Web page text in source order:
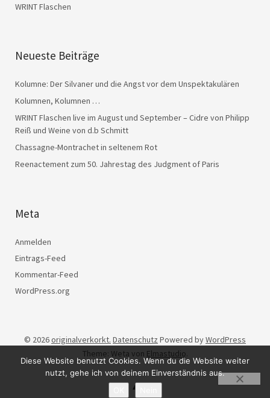
WRINT Flaschen
Neueste Beiträge
Kolumne: Der Silvaner und die Angst vor dem Unspektakulären
Kolumnen, Kolumnen …
WRINT Flaschen live im August und September – Cidre von Philipp
Reiß und Weine von d.b Schmitt
Chassagne-Montrachet in seltenem Rot
Reenactement zum 50. Jahrestag des Judgment of Paris
Meta
Anmelden
Eintrags-Feed
Kommentar-Feed
WordPress.org
© 2026originalverkorkt. Datenschutz Powered byWordPress
Theme: Weta von Elmastudio.
Diese Website benutzt Cookies. Wenn du die Website weiter
nutzt, gehe ich von deinem Einverständnis aus.